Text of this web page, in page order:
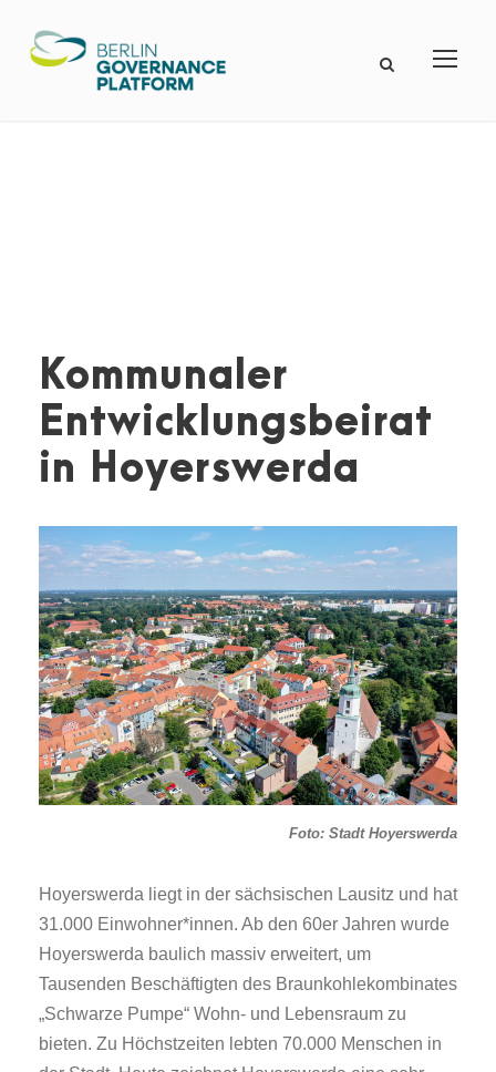
Kommunaler
Entwicklungsbeirat
in Hoyerswerda
Foto: Stadt Hoyerswerda
Hoyerswerda liegt in der sächsischen Lausitz und hat
31.000 Einwohner*innen. Ab den 60er Jahren wurde
Hoyerswerda baulich massiv erweitert, um
Tausenden Beschäftigten des Braunkohlekombinates
„Schwarze Pumpe“ Wohn- und Lebensraum zu
bieten. Zu Höchstzeiten lebten 70.000 Menschen in